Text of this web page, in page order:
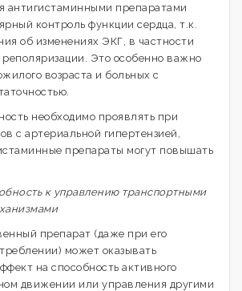
антигистаминными препаратами
контроль функции сердца, т.к.
об изменениях ЭКГ, в частности
реполяризации. Это особенно важно
возраста и больных с
необходимо проявлять при
с артериальной гипертензией,
препараты могут повышать
к управлению транспортными
препарат (даже при его
может оказывать
на способность активного
движении или управления другими